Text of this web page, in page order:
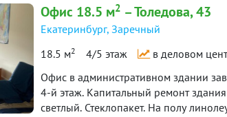
ПРОСТОР И СВЕТ: ???? Правильная
редкость для офисных помещений!
без потерь площади — каждый метр
воздух и лёгкость. Даже с высокими
естественного света много, днём
сидеть в «сумерках». ❄️
идеальный микроклимат. ????
Офис 18.5 м2 – Толедова, 43
Екатеринбург, Заречный
18.5 м2 4/5 этаж в деловом
Офиc в административном здании
4-й этаж. Капитальный ремонт
светлый. Стеклопакет. На полу